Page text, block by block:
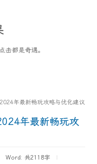
击都是奇遇。
content年最新畅玩攻略与优化建议
年最新畅玩攻
Word: 共2118字